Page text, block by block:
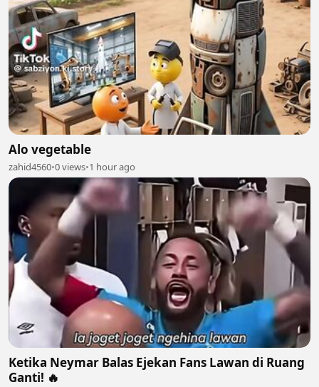
Alo vegetable
zahid4560•0 views•1 hour ago
Ketika Neymar Balas Ejekan Fans Lawan di Ruang
Ganti! 🔥